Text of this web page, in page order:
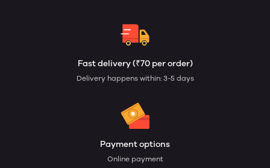
Fast delivery (₹70 per order)
Delivery happens within: 3-5 days
Payment options
Online payment